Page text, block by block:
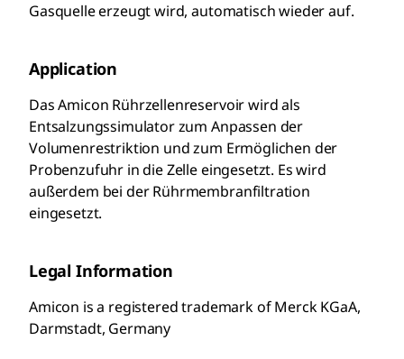
Gasquelle erzeugt wird, automatisch wieder auf.
Application
Das Amicon Rührzellenreservoir wird als
Entsalzungssimulator zum Anpassen der
Volumenrestriktion und zum Ermöglichen der
Probenzufuhr in die Zelle eingesetzt. Es wird
außerdem bei der Rührmembranfiltration
eingesetzt.
Legal Information
Amicon is a registered trademark of Merck KGaA,
Darmstadt, Germany